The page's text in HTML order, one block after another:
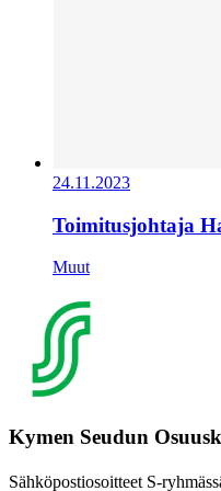
24.11.2023
Toimitusjohtaja
Muut
Kymen Seudun
Sähköpostiosoitteet S-